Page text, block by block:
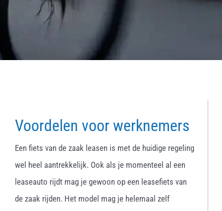
Voordelen voor werknemers
Een fiets van de zaak leasen is met de huidige regeling
wel heel aantrekkelijk. Ook als je momenteel al een
leaseauto rijdt mag je gewoon op een leasefiets van
de zaak rijden. Het model mag je helemaal zelf